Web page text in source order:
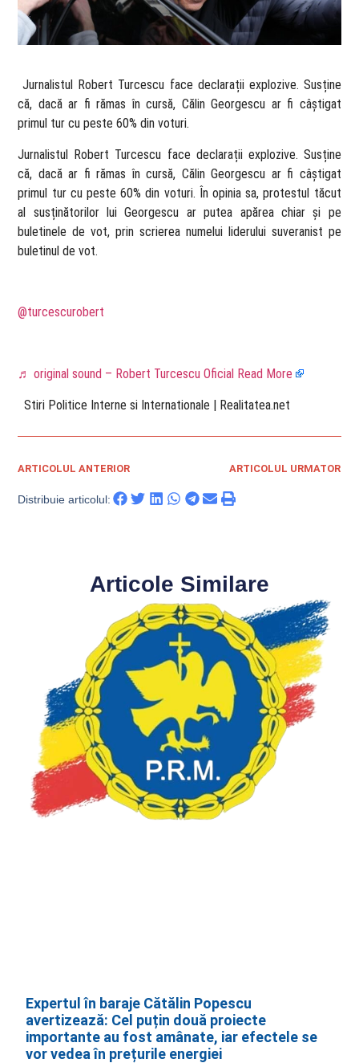
​ Jurnalistul Robert Turcescu face declarații explozive. Susține
că, dacă ar fi rămas în cursă, Călin Georgescu ar fi câștigat
primul tur cu peste 60% din voturi.
Jurnalistul Robert Turcescu face declarații explozive. Susține
că, dacă ar fi rămas în cursă, Călin Georgescu ar fi câștigat
primul tur cu peste 60% din voturi. În opinia sa, protestul tăcut
al susținătorilor lui Georgescu ar putea apărea chiar și pe
buletinele de vot, prin scrierea numelui liderului suveranist pe
buletinul de vot.
@turcescurobert
♬ original sound – Robert Turcescu Oficial Read More
​ Stiri Politice Interne si Internationale | Realitatea.net
ARTICOLUL ANTERIOR ARTICOLUL URMATOR
Distribuie articolul:
Articole Similare
Expertul în baraje Cătălin Popescu
avertizează: Cel puțin două proiecte
importante au fost amânate, iar efectele se
vor vedea în prețurile energiei